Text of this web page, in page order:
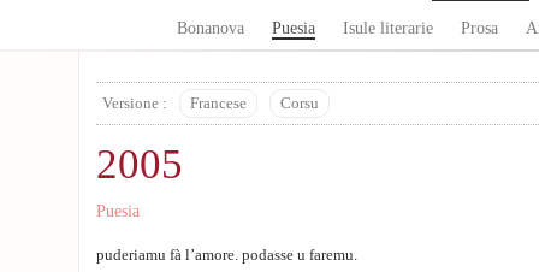
Bonanova Puesia Isule literarie Prosa
Versione : Francese Corsu
2005
Puesia
puderiamu fà l’amore. podasse u faremu.